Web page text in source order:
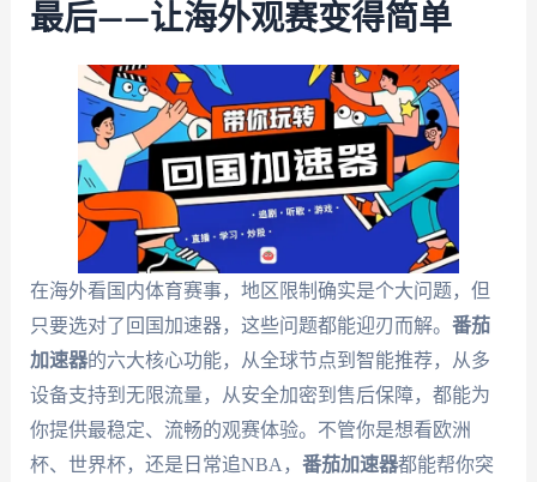
最后——让海外观赛变得简单
在海外看国内体育赛事，地区限制确实是个大问题，但
只要选对了回国加速器，这些问题都能迎刃而解。 番茄
加速器的六大核心功能，从全球节点到智能推荐，从多
设备支持到无限流量，从安全加密到售后保障，都能为
你提供最稳定、流畅的观赛体验。不管你是想看欧洲
杯、世界杯，还是日常追NBA， 番茄加速器都能帮你突